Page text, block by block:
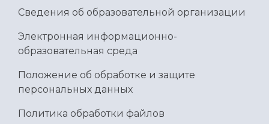
Сведения об образовательной организации
Электронная информационно-
образовательная среда
Положение об обработке и защите
персональных данных
Политика обработки файлов